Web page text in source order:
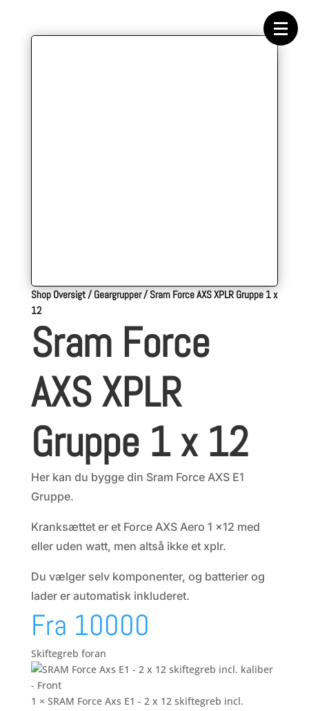
Shop Oversigt/Geargrupper/Sram Force AXS XPLR Gruppe 1 x
12
Sram Force
AXS XPLR
Gruppe 1 x 12
Her kan du bygge din Sram Force AXS E1
Gruppe.
Kranksættet er et Force AXS Aero 1 x12 med
eller uden watt, men altså ikke et xplr.
Du vælger selv komponenter, og batterier og
lader er automatisk inkluderet.
Fra 10000
Skiftegreb foran
1 × SRAM Force Axs E1 - 2 x 12 skiftegreb incl.